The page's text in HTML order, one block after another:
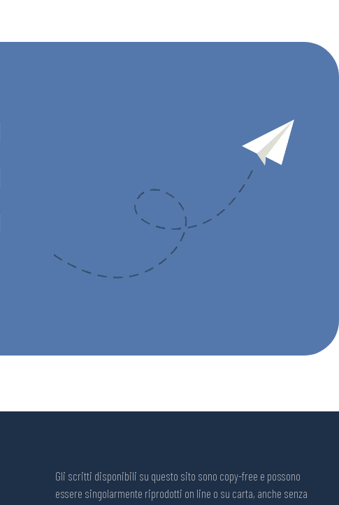
Gli scritti disponibili su questo sito sono copy-free e possono
essere singolarmente riprodotti on line o su carta, anche senza